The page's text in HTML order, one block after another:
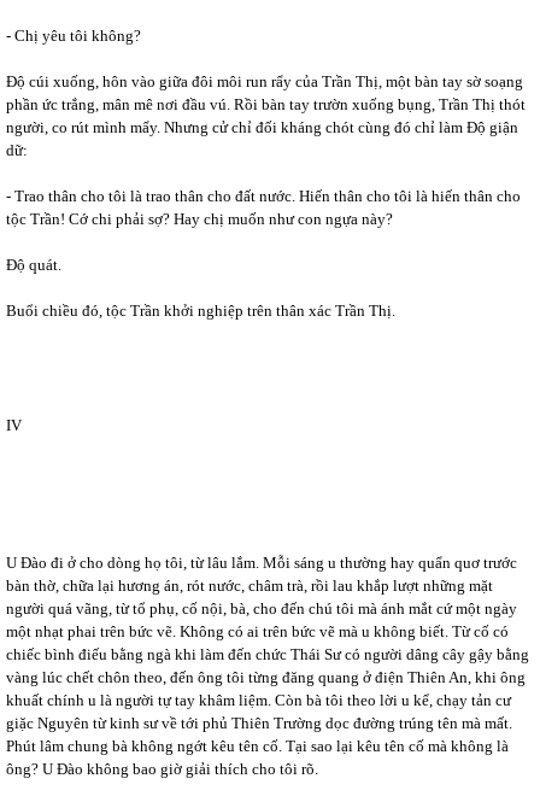
- Chị yêu tôi không?
Độ cúi xuống, hôn vào giữa đôi môi run rẩy của Trần Thị, một bàn tay sờ soạng
phần ức trắng, mân mê nơi đầu vú. Rồi bàn tay trườn xuống bụng, Trần Thị thót
người, co rút mình mẩy. Nhưng cử chỉ đối kháng chót cùng đó chỉ làm Độ giận
dữ:
- Trao thân cho tôi là trao thân cho đất nước. Hiến thân cho tôi là hiến thân cho
tộc Trần! Cớ chi phải sợ? Hay chị muốn như con ngựa này?
Độ quát.
Buổi chiều đó, tộc Trần khởi nghiệp trên thân xác Trần Thị.
IV
U Đào đi ở cho dòng họ tôi, từ lâu lắm. Mỗi sáng u thường hay quẩn quơ trước
bàn thờ, chữa lại hương án, rót nước, châm trà, rồi lau khắp lượt những mặt
người quá vãng, từ tổ phụ, cố nội, bà, cho đến chú tôi mà ánh mắt cứ một ngày
một nhạt phai trên bức vẽ. Không có ai trên bức vẽ mà u không biết. Từ cố có
chiếc bình điếu bằng ngà khi làm đến chức Thái Sư có người dâng cây gậy bằng
vàng lúc chết chôn theo, đến ông tôi từng đăng quang ở điện Thiên An, khi ông
khuất chính u là người tự tay khâm liệm. Còn bà tôi theo lời u kể, chạy tản cư
giặc Nguyên từ kinh sư về tới phủ Thiên Trường dọc đường trúng tên mà mất.
Phút lâm chung bà không ngớt kêu tên cố. Tại sao lại kêu tên cố mà không là
ông? U Đào không bao giờ giải thích cho tôi rõ.